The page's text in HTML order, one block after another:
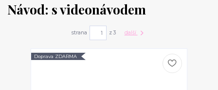
Návod: s videonávodem
strana z 3 další
Doprava ZDARMA